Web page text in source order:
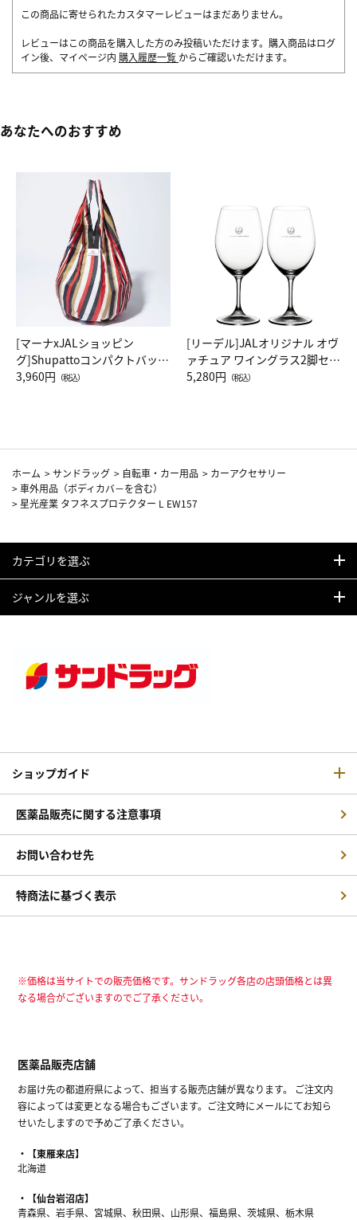
この商品に寄せられたカスタマーレビューはまだありません。
レビューはこの商品を購入した方のみ投稿いただけます。購入商品はログ
イン後、マイページ内 購入履歴一覧 からご確認いただけます。
あなたへのおすすめ
[マーナxJALショッピン
グ]Shupattoコンパクトバッグ
Drop JAL客室乗務員（LC）ス
3,960円 （税込）
[リーデル]JALオリジナル オヴ
ァチュア ワイングラス2脚セッ
ト（レッドワイン）
5,280円 （税込）
ホーム >サンドラッグ > 自転車・カー用品 > カーアクセサリー
>車外用品（ボディカバ－を含む）
>星光産業 タフネスプロテクター L EW157
カテゴリを選ぶ
ジャンルを選ぶ
ショップガイド
医薬品販売に関する注意事項
お問い合わせ先
特商法に基づく表示
※価格は当サイトでの販売価格です。サンドラッグ各店の店頭価格とは異
なる場合がございますのでご了承ください。
医薬品販売店舗
お届け先の都道府県によって、担当する販売店舗が異なります。 ご注文内
容によっては変更となる場合もございます。ご注文時にメールにてお知ら
せいたしますので予めご了承ください。
【東雁来店】
北海道
【仙台岩沼店】
青森県、岩手県、宮城県、秋田県、山形県、福島県、茨城県、栃木県